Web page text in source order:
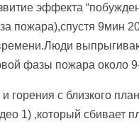
эффекта
пожара),спустя 9мин
фазы пожара около
горения с близкого
1) ,который сбивает